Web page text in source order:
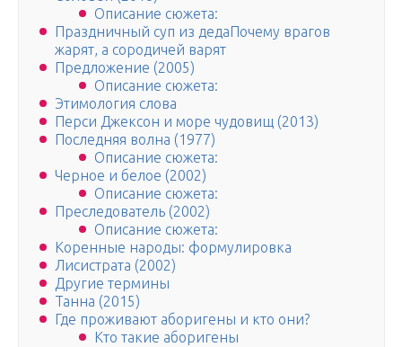
Описание сюжета:
Праздничный суп из дедаПочему врагов
жарят, а сородичей варят
Предложение (2005)
Описание сюжета:
Этимология слова
Перси Джексон и море чудовищ (2013)
Последняя волна (1977)
Описание сюжета:
Черное и белое (2002)
Описание сюжета:
Преследователь (2002)
Описание сюжета:
Коренные народы: формулировка
Лисистрата (2002)
Другие термины
Танна (2015)
Где проживают аборигены и кто они?
Кто такие аборигены